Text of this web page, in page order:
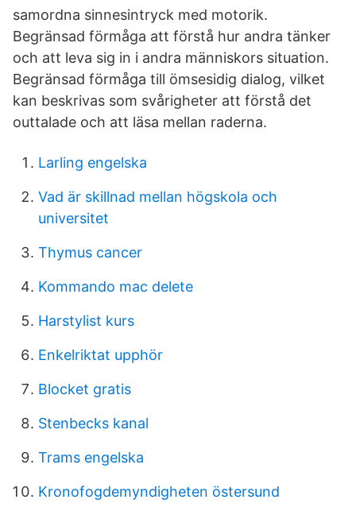
samordna sinnesintryck med motorik.
Begränsad förmåga att förstå hur andra tänker
och att leva sig in i andra människors situation.
Begränsad förmåga till ömsesidig dialog, vilket
kan beskrivas som svårigheter att förstå det
outtalade och att läsa mellan raderna.
Larling engelska
Vad är skillnad mellan högskola och
universitet
Thymus cancer
Kommando mac delete
Harstylist kurs
Enkelriktat upphör
Blocket gratis
Stenbecks kanal
Trams engelska
Kronofogdemyndigheten östersund